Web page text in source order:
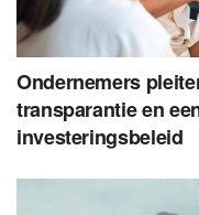
Ondernemers
transparantie en
investeringsbeleid